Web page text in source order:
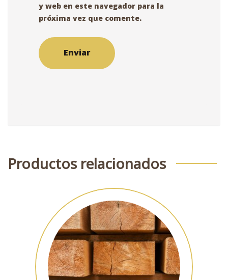
y web en este navegador para la
próxima vez que comente.
Productos relacionados